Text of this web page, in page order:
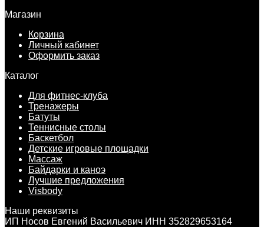
Магазин
Корзина
Личный кабинет
Оформить заказ
Каталог
Для фитнес-клуба
Тренажеры
Батуты
Теннисные столы
Баскетбол
Детские игровые площадки
Массаж
Байдарки и каноэ
Лучшие предложения
Visbody
Наши реквизиты
ИП Носов Евгений Васильевич ИНН 352829653164